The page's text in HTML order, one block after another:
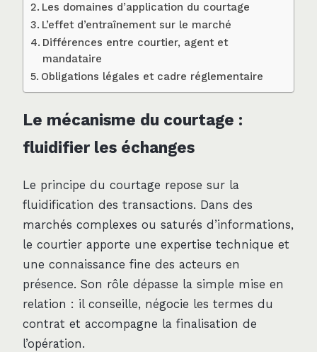
Les domaines d’application du courtage
L’effet d’entraînement sur le marché
Différences entre courtier, agent et
mandataire
Obligations légales et cadre réglementaire
Le mécanisme du courtage :
fluidifier les échanges
Le principe du courtage repose sur la
fluidification des transactions. Dans des
marchés complexes ou saturés d’informations,
le courtier apporte une expertise technique et
une connaissance fine des acteurs en
présence. Son rôle dépasse la simple mise en
relation : il conseille, négocie les termes du
contrat et accompagne la finalisation de
l’opération.